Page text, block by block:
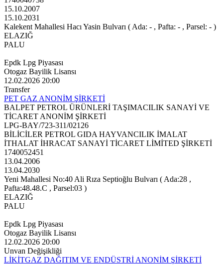
15.10.2007
15.10.2031
Kalekent Mahallesi Hacı Yasin Bulvarı ( Ada: - , Pafta: - , Parsel: - )
ELAZIĞ
PALU
Epdk Lpg Piyasası
Otogaz Bayilik Lisansı
12.02.2026 20:00
Transfer
PET GAZ ANONİM ŞİRKETİ
BALPET PETROL ÜRÜNLERİ TAŞIMACILIK SANAYİ VE
TİCARET ANONİM ŞİRKETİ
LPG-BAY/723-311/02126
BİLİCİLER PETROL GIDA HAYVANCILIK İMALAT
İTHALAT İHRACAT SANAYİ TİCARET LİMİTED ŞİRKETİ
1740052451
13.04.2006
13.04.2030
Yeni Mahallesi No:40 Ali Rıza Septioğlu Bulvarı ( Ada:28 ,
Pafta:48.48.C , Parsel:03 )
ELAZIĞ
PALU
Epdk Lpg Piyasası
Otogaz Bayilik Lisansı
12.02.2026 20:00
Unvan Değişikliği
LİKİTGAZ DAĞITIM VE ENDÜSTRİ ANONİM ŞİRKETİ